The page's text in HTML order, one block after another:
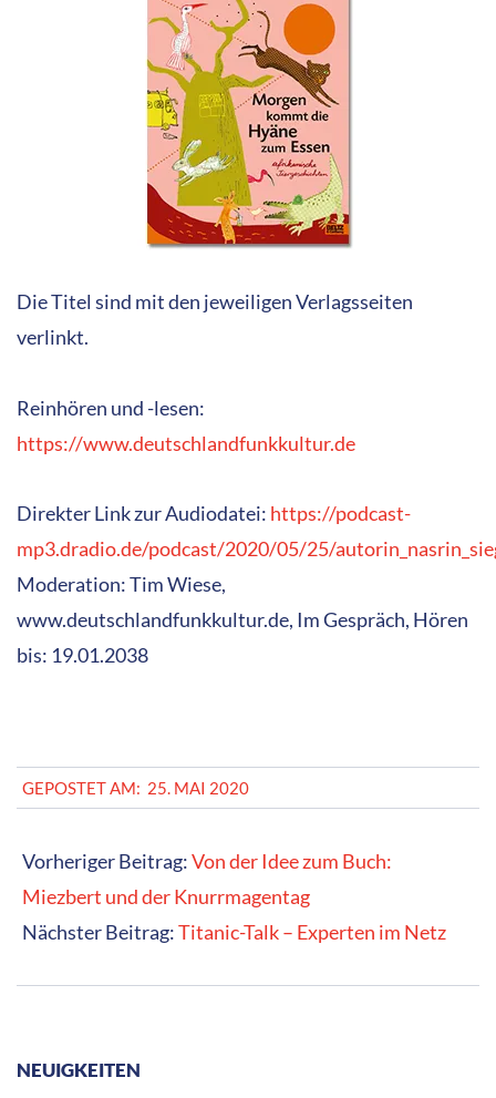
Die Titel sind mit den jeweiligen Verlagsseiten
verlinkt.
Reinhören und -lesen:
https://www.deutschlandfunkkultur.de
Direkter Link zur Audiodatei: https://podcast-
mp3.dradio.de/podcast/2020/05/25/
Moderation: Tim Wiese,
www.deutschlandfunkkultur.de, Im Gespräch, Hören
bis: 19.01.2038
2020-
25
GEPOSTET AM: 25. MAI 2020
Vorheriger Beitrag:Von der Idee zum Buch:
Miezbert und der Knurrmagentag
Nächster Beitrag:Titanic-Talk – Experten im Netz
NEUIGKEITEN